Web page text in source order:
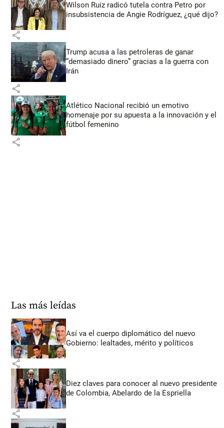
Wilson Ruiz radicó tutela contra Petro por
insubsistencia de Angie Rodríguez, ¿qué dijo?
share
Trump acusa a las petroleras de ganar
“demasiado dinero” gracias a la guerra con
Irán
share
Atlético Nacional recibió un emotivo
homenaje por su apuesta a la innovación y el
fútbol femenino
share
Las más leídas
Así va el cuerpo diplomático del nuevo
Gobierno: lealtades, mérito y políticos
share
Diez claves para conocer al nuevo presidente
de Colombia, Abelardo de la Espriella
share